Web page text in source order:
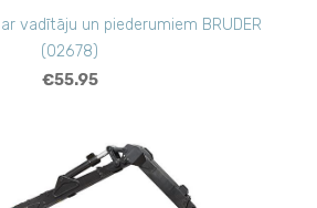
vadītāju un piederumiem BRUDER
(02678)
€55.95